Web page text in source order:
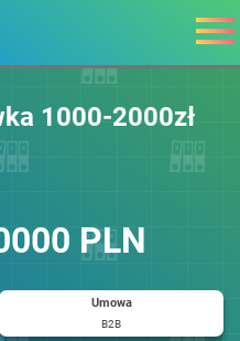
1000-2000zł
PLN
Umowa
B2B